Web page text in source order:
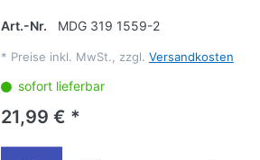
Art.-Nr. MDG 319 1559-2
* Preise inkl. MwSt., zzgl. Versandkosten
sofort lieferbar
21,99 € *